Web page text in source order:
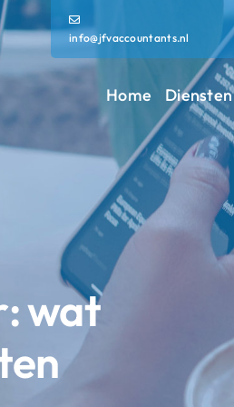
info@jfvaccountants.nl
Home Diensten
wat